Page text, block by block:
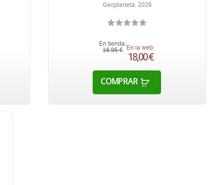
Geoplaneta. 2026
En tienda:
18,95 €
En la web:
18,00 €
COMPRAR